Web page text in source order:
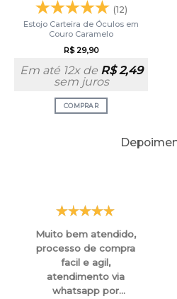
(12)
Estojo Carteira de Óculos em
Couro Caramelo
R$29,90
Em até 12x de R$2,49
sem juros
COMPRAR
Muito bem atendido,
processo de compra
facil e agil,
atendimento via
whatsapp por